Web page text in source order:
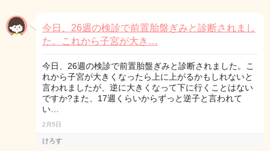
今日、26週の検診で前置胎盤ぎみと診断されまし
た。これから子宮が大き…
今日、26週の検診で前置胎盤ぎみと診断されました。こ
れから子宮が大きくなったら上に上がるかもしれないと
言われましたが、逆に大きくなって下に行くことはない
ですか?また、17週くらいからずっと逆子と言われて
い…
2月5日
けろす